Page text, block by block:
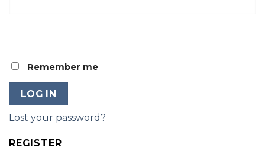
Remember me
LOG IN
Lost your password?
REGISTER